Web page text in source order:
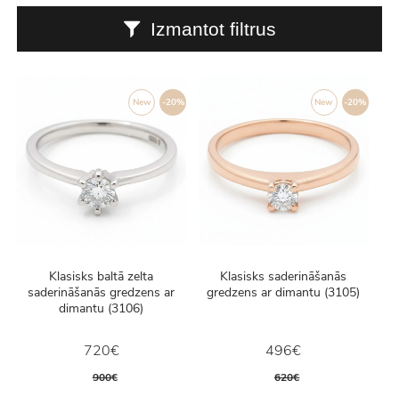
Izmantot filtrus
-20%
New
Klasisks baltā zelta
saderināšanās gredzens ar
dimantu (3106)
720€
900€
-20%
New
Klasisks saderināšanās
gredzens ar dimantu (3105)
496€
620€